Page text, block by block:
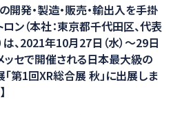
発・製造・販売・輸出入を手掛
ロン（本社：東京都千代田区、代表
、2021年10月27日（水）～29日
ッセで開催される日本最大級の
「第1回XR総合展 秋」に出展しま